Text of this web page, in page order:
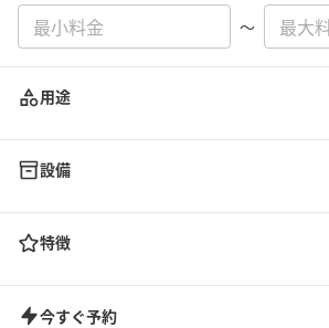
〜
用途
設備
特徴
今すぐ予約